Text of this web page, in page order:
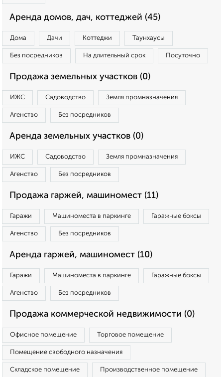
Аренда домов, дач, коттеджей (45)
Дома Дачи Коттеджи Таунхаусы
Без посредников На длительный срок Посуточно
Продажа земельных участков (0)
ИЖС Садоводство Земля промназначения
Агенство Без посредников
Аренда земельных участков (0)
ИЖС Садоводство Земля промназначения
Агенство Без посредников
Продажа гаржей, машиномест (11)
Гаражи Машиноместа в паркинге Гаражные боксы
Агенство Без посредников
Аренда гаржей, машиномест (10)
Гаражи Машиноместа в паркинге Гаражные боксы
Агенство Без посредников
Продажа коммерческой недвижимости (0)
Офисное помещение Торговое помещение
Помещение свободного назначения
Складское помещение Производственное помещение